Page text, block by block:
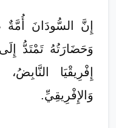
إِنَّ السُّودَانَ أُمَّةٌ
وَحَضَارَتُهُ تَمْتَدُّ
إِفْرِيقْيَا
وَالإِفْرِيقِيِّ.